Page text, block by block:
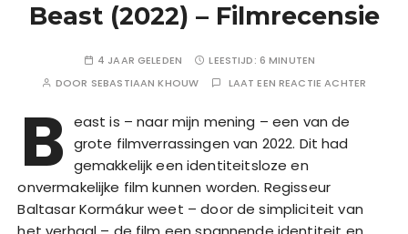
Beast (2022) – Filmrecensie
4 JAAR GELEDEN LEESTIJD: 6 MINUTEN
DOOR SEBASTIAAN KHOUW LAAT EEN REACTIE ACHTER
B east is – naar mijn mening – een van de
grote filmverrassingen van 2022. Dit had
gemakkelijk een identiteitsloze en
onvermakelijke film kunnen worden. Regisseur
Baltasar Kormákur weet – door de simpliciteit van